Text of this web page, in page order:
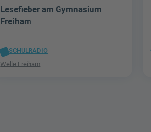
Lesefieber am Gymnasium
Freiham
SCHULRADIO
Welle Freiham